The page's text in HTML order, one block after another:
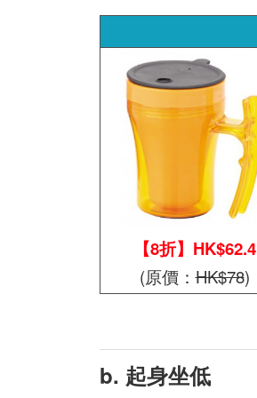
【8折】HK$62.4
(原價：HK$78)
b. 起身坐低